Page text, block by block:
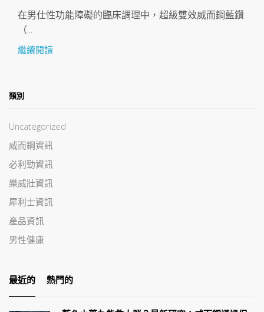
在男仕性功能障礙的臨床調理中，超級雙效威而鋼藍鑽
（...
繼續閱讀
類別
Uncategorized
威而鋼資訊
必利勁資訊
樂威壯資訊
犀利士資訊
產品資訊
男性健康
最近的 熱門的